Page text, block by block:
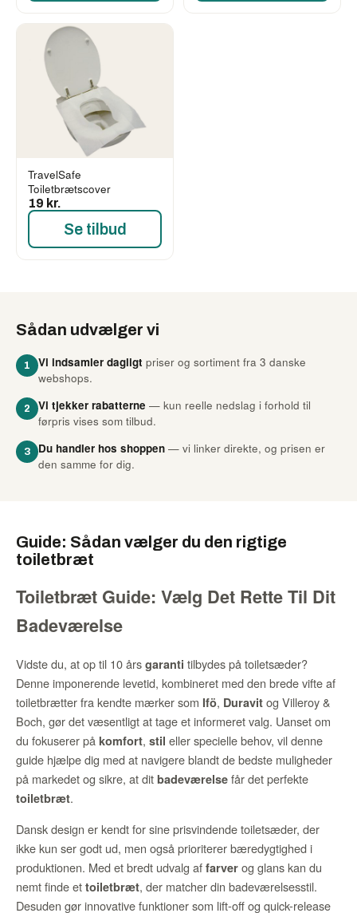
TravelSafe
Toiletbrætscover
19 kr.
Se tilbud
Sådan udvælger vi
1 Vi indsamler dagligt priser og sortiment fra 3 danske
webshops.
2 Vi tjekker rabatterne — kun reelle nedslag i forhold til
førpris vises som tilbud.
3 Du handler hos shoppen — vi linker direkte, og prisen er
den samme for dig.
Guide: Sådan vælger du den rigtige
toiletbræt
Toiletbræt Guide: Vælg Det Rette Til Dit
Badeværelse
Vidste du, at op til 10 års garanti tilbydes på toiletsæder?
Denne imponerende levetid, kombineret med den brede vifte af
toiletbrætter fra kendte mærker som Ifö, Duravit og Villeroy &
Boch, gør det væsentligt at tage et informeret valg. Uanset om
du fokuserer på komfort, stil eller specielle behov, vil denne
guide hjælpe dig med at navigere blandt de bedste muligheder
på markedet og sikre, at dit badeværelse får det perfekte
toiletbræt.
Dansk design er kendt for sine prisvindende toiletsæder, der
ikke kun ser godt ud, men også prioriterer bæredygtighed i
produktionen. Med et bredt udvalg af farver og glans kan du
nemt finde et toiletbræt, der matcher din badeværelsesstil.
Desuden gør innovative funktioner som lift-off og quick-release